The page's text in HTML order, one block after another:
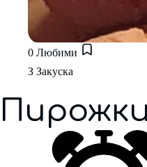
0 Любими
З Закуска
Пирожки